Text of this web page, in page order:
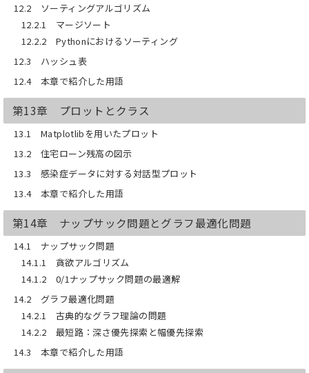
12.2 ソーティングアルゴリズム
12.2.1 マージソート
12.2.2 Pythonにおけるソーティング
12.3 ハッシュ表
12.4 本章で紹介した用語
第13章 プロットとクラス
13.1 Matplotlibを用いたプロット
13.2 住宅ローン残高の図示
13.3 感染症データに対する対話型プロット
13.4 本章で紹介した用語
第14章 ナップサック問題とグラフ最適化問題
14.1 ナップサック問題
14.1.1 貪欲アルゴリズム
14.1.2 0/1ナップサック問題の最適解
14.2 グラフ最適化問題
14.2.1 古典的なグラフ理論の問題
14.2.2 最短路：深さ優先探索と幅優先探索
14.3 本章で紹介した用語